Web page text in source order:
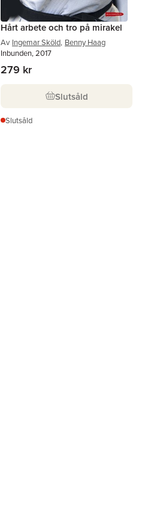
Hårt arbete och tro på mirakel
Av Ingemar Sköld, Benny Haag
Inbunden, 2017
279 kr
Slutsåld
Slutsåld